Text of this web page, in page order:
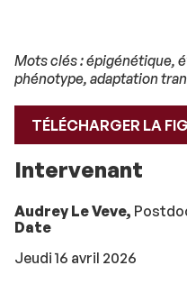
Mots clés : épigénétique,
phénotype, adaptation
TÉLÉCHARGER LA
Intervenant
Audrey Le Veve,
Date
Jeudi 16 avril 2026